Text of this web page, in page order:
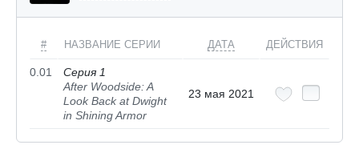
# НАЗВАНИЕ СЕРИИ ДАТА ДЕЙСТВИЯ
0.01
Серия 1
After Woodside: A
Look Back at Dwight
in Shining Armor
23 мая 2021